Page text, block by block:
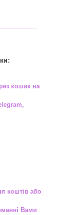
кошик на
коштів або
Вами